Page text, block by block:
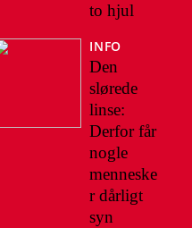
to hjul
INFO
Den
slørede
linse:
Derfor får
nogle
menneske
r dårligt
syn